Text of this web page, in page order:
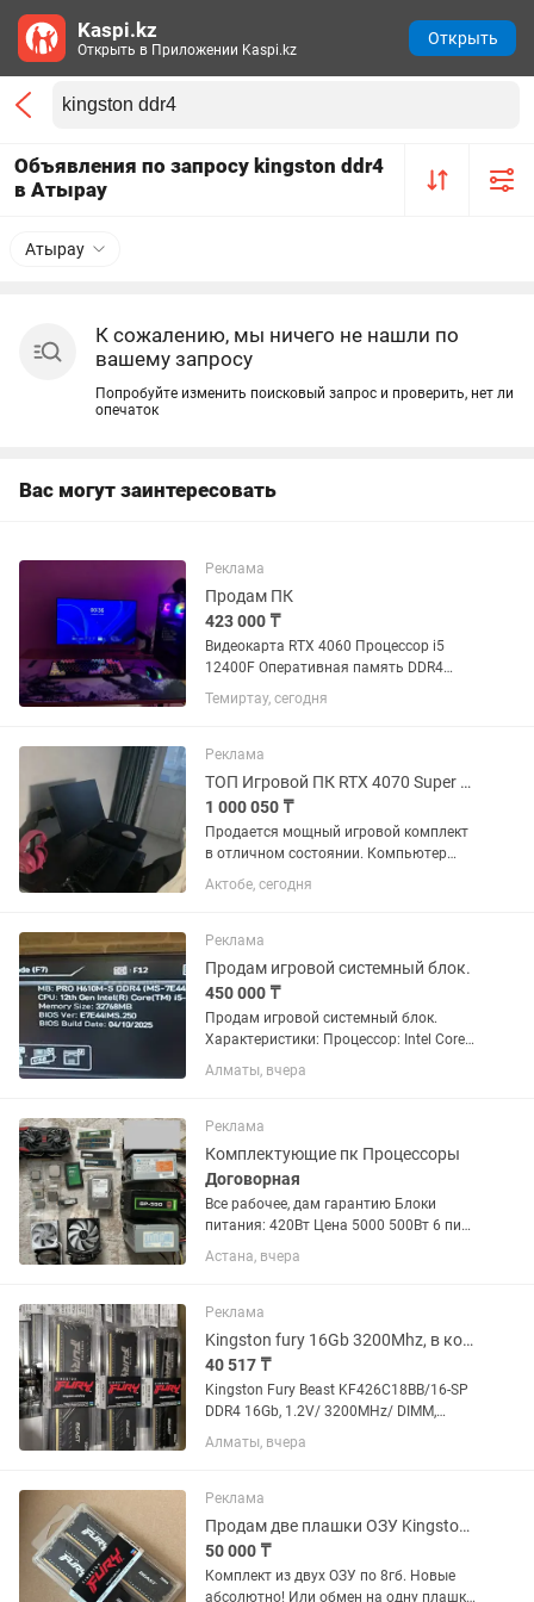
Объявления по запросу kingston ddr4
в Атырау
Атырау
К сожалению, мы ничего не нашли по
вашему запросу
Попробуйте изменить поисковый запрос и проверить, нет ли
опечаток
Вас могут заинтересовать
Реклама
Продам ПК
423 000 ₸
Видеокарта RTX 4060 Процессор i5
12400F Оперативная память DDR4
Kingston 32 Гб Ssd накопитель на 512
настольном кронштейне , есть...
Темиртау, сегодня
Реклама
ТОП Игровой ПК RTX 4070 Super ASUS 380Hz Logitech Andaseat
1 000 050 ₸
Продается мощный игровой комплект
в отличном состоянии. Компьютер
использовался аккуратно, без
майнинга, без перегревов и каких-либо
для современных игр на...
Актобе, сегодня
Реклама
Продам игровой системный блок.
450 000 ₸
Продам игровой системный блок.
Характеристики: Процессор: Intel Core
i5-12400F Материнская плата: MSI PRO
H610M-S DDR4 Оперативная память: 32
12GB GDDR6 SSD:...
Алматы, вчера
Реклама
Комплектующие пк Процессоры
Договорная
Все рабочее, дам гарантию Блоки
питания: 420Вт Цена 5000 500Вт 6 пин.
Цена 7000 550Вт Gamemax GP-550 6+2
6+2 пин Цена 15000 Корпус
Накопители: mSATA SSD 32Gb...
Астана, вчера
Реклама
Kingston fury 16Gb 3200Mhz, в количестве новые,
40 517 ₸
Kingston Fury Beast KF426C18BB/16-SP
DDR4 16Gb, 1.2V/ 3200MHz/ DIMM,
Тайминги CL18-18-18 XMP, есть
количество Новые. Цена: 40.517тг.
Алматы, вчера
Реклама
Продам две плашки ОЗУ Kingston Fury ddr4 16Gb ОБМЕН НА ОДНУ ПЛАШКУ 16гб
50 000 ₸
Комплект из двух ОЗУ по 8гб. Новые
абсолютно! Или обмен на одну плашку
Kaspi.kz
Открыть в Приложении Kaspi.kz
Открыть